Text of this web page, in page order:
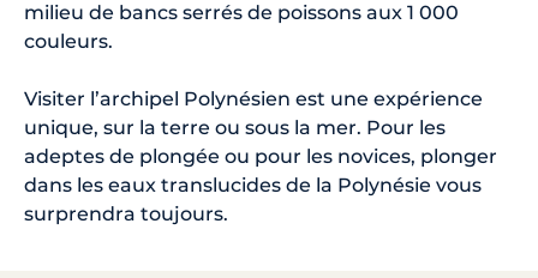
milieu de bancs serrés de poissons aux 1 000
couleurs.
Visiter l’archipel Polynésien est une expérience
unique, sur la terre ou sous la mer. Pour les
adeptes de plongée ou pour les novices, plonger
dans les eaux translucides de la Polynésie vous
surprendra toujours.